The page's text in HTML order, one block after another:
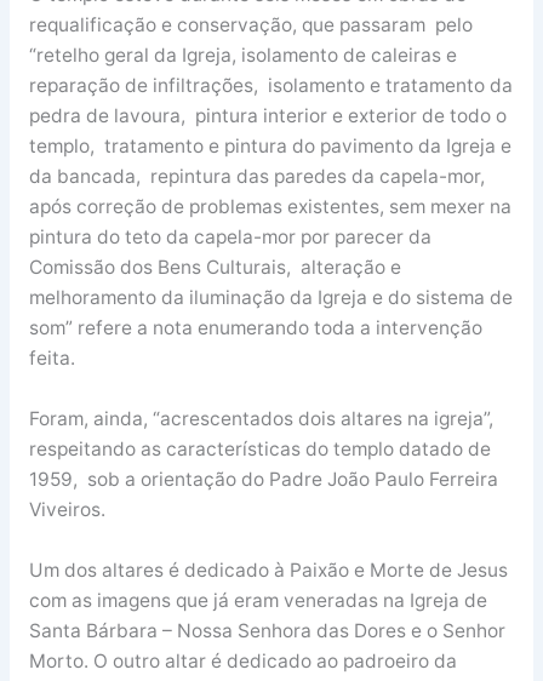
requalificação e conservação, que passaram pelo
“retelho geral da Igreja, isolamento de caleiras e
reparação de infiltrações, isolamento e tratamento da
pedra de lavoura, pintura interior e exterior de todo o
templo, tratamento e pintura do pavimento da Igreja e
da bancada, repintura das paredes da capela-mor,
após correção de problemas existentes, sem mexer na
pintura do teto da capela-mor por parecer da
Comissão dos Bens Culturais, alteração e
melhoramento da iluminação da Igreja e do sistema de
som” refere a nota enumerando toda a intervenção
feita.
Foram, ainda, “acrescentados dois altares na igreja”,
respeitando as características do templo datado de
1959, sob a orientação do Padre João Paulo Ferreira
Viveiros.
Um dos altares é dedicado à Paixão e Morte de Jesus
com as imagens que já eram veneradas na Igreja de
Santa Bárbara – Nossa Senhora das Dores e o Senhor
Morto. O outro altar é dedicado ao padroeiro da